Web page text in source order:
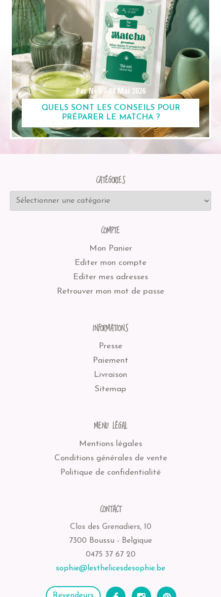
Par Nell -08 Mai 2026
QUELS SONT LES CONSEILS POUR
PRÉPARER LE MATCHA ?
CATÉGORIES
COMPTE
Mon Panier
Editer mon compte
Editer mes adresses
Retrouver mon mot de passe
INFORMATIONS
Presse
Paiement
Livraison
Sitemap
MENU LÉGAL
Mentions légales
Conditions générales de vente
Politique de confidentialité
CONTACT
Clos des Grenadiers, 10
7300 Boussu - Belgique
0475 37 67 20
sophie@lesthelicesdesophie.be